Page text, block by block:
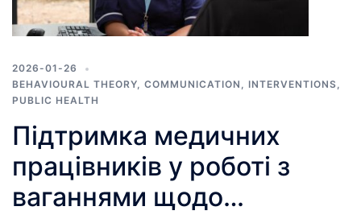
2026-01-26
BEHAVIOURAL THEORY, COMMUNICATION , INTERVENTIONS,
PUBLIC HEALTH
Підтримка медичних
працівників у роботі з
ваганнями щодо